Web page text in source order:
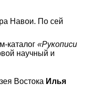
Навои. По сей
каталог «Рукописи
научный и
Востока Илья